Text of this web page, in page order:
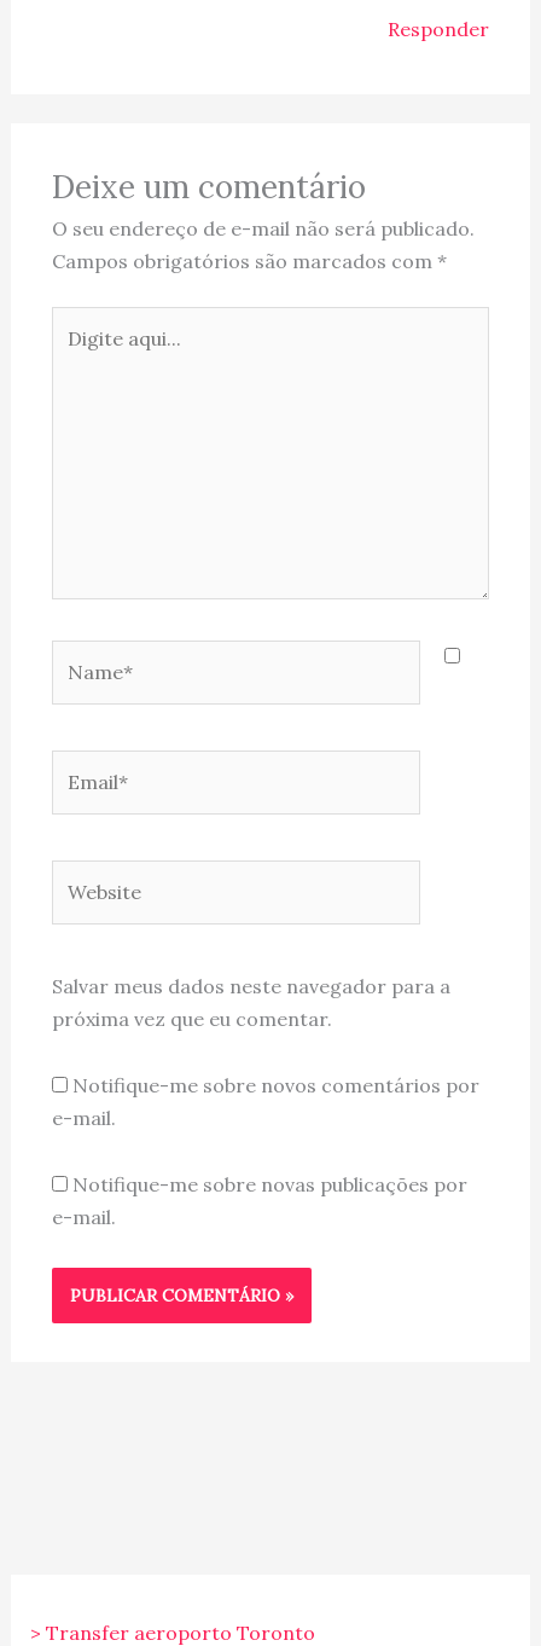
Responder
Deixe um comentário
O seu endereço de e-mail não será publicado.
Campos obrigatórios são marcados com *
aqui...
Salvar meus dados neste navegador para a
próxima vez que eu comentar.
Notifique-me sobre novos comentários por
e-mail.
Notifique-me sobre novas publicações por
e-mail.
> Transfer aeroporto Toronto